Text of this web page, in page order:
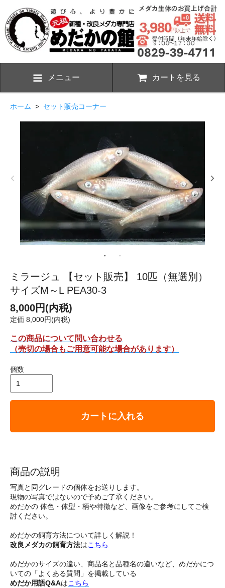
メニュー カートを見る
ホーム > セット販売コーナー
ミラージュ 【セット販売】 10匹（無選別）
サイズM～L PEA30-3
8,000円(内税)
定価 8,000円(内税)
この商品について問い合わせる
（売切の場合もご用意可能な場合があります）
個数
カートに入れる
商品の説明
写真と同グレードの個体をお送りします。
現物の写真ではないので予めご了承ください。
めだかの 体色・体型・柄や特徴など、画像をご参考にしてご検
討ください。
めだかの飼育方法について詳しく解説！
改良メダカの飼育方法はこちら
めだかのサイズの違い、商品名と品種名の違いなど、めだかにつ
いての「よくある質問」を掲載している
めだか用語Q&Aはこちら